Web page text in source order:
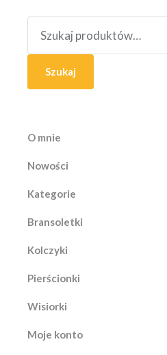
S
k
:
Szukaj
O mnie
Nowości
Kategorie
Bransoletki
Kolczyki
Pierścionki
Wisiorki
Moje konto